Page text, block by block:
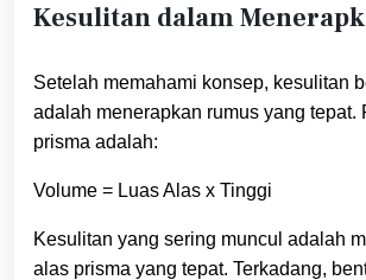
Kesulitan dalam
Setelah memahami konsep, kesulitan
adalah menerapkan rumus yang tepat.
prisma adalah:
Volume = Luas Alas x Tinggi
Kesulitan yang sering muncul adalah
alas prisma yang tepat. Terkadang,